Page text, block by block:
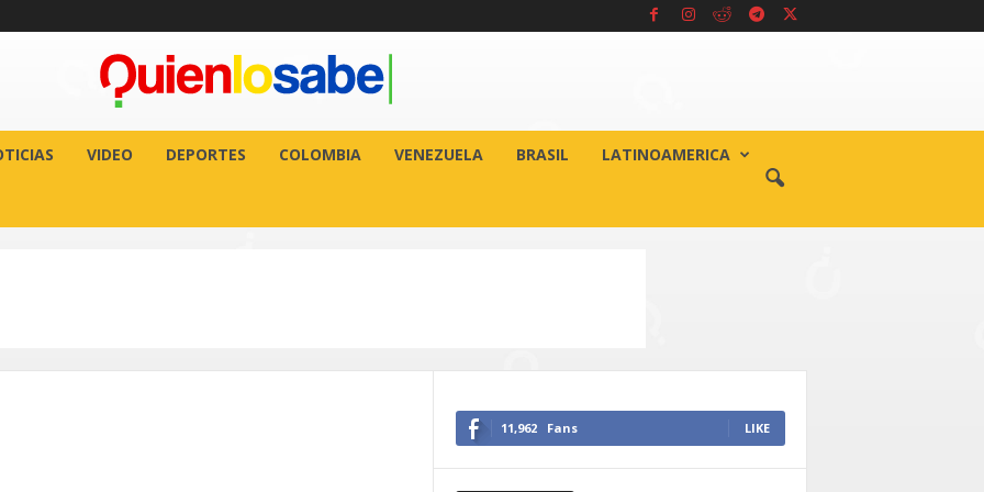
VIDEO DEPORTES COLOMBIA VENEZUELA BRASIL LATINOAMERICA
11,962 Fans LIKE